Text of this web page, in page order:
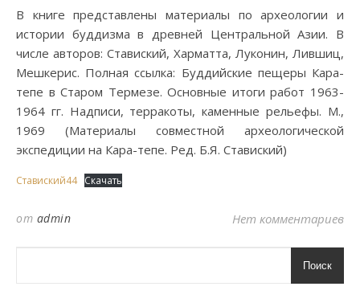
В книге представлены материалы по археологии и
истории буддизма в древней Центральной Азии. В
числе авторов: Ставиский, Харматта, Луконин, Лившиц,
Мешкерис. Полная ссылка: Буддийские пещеры Кара-
тепе в Старом Термезе. Основные итоги работ 1963-
1964 гг. Надписи, терракоты, каменные рельефы. М.,
1969 (Материалы совместной археологической
экспедиции на Кара-тепе. Ред. Б.Я. Ставиский)
Ставиский44 Скачать
от admin Нет комментариев
Поиск